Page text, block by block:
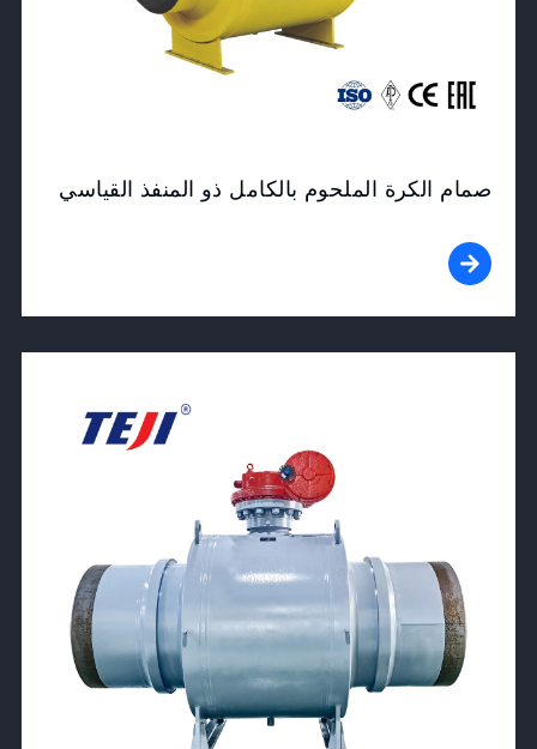
صمام الكرة الملحوم بالكامل ذو المنفذ القياسي